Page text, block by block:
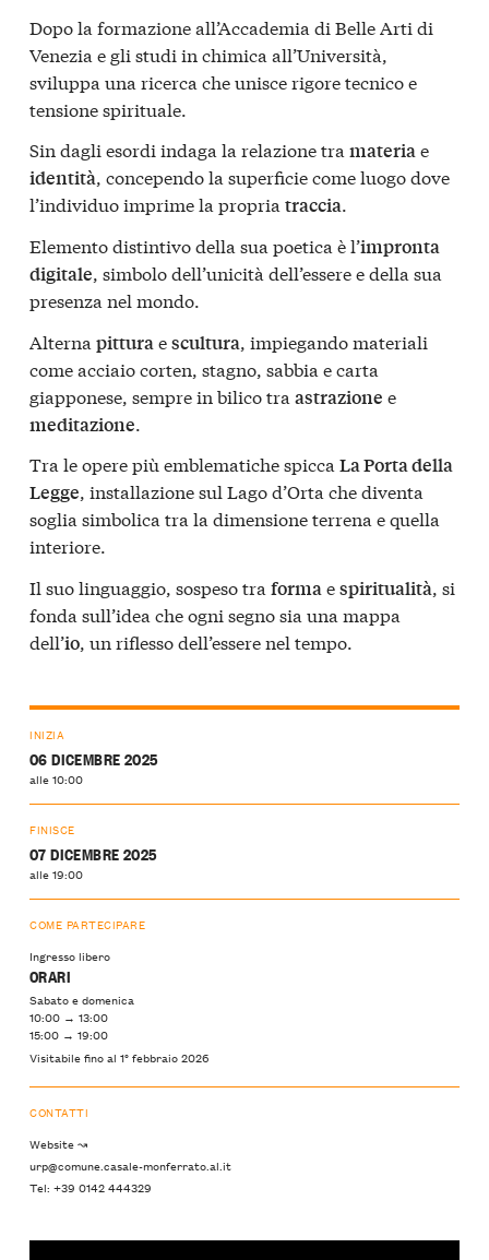
Dopo la formazione all’Accademia di Belle Arti di
Venezia e gli studi in chimica all’Università,
sviluppa una ricerca che unisce rigore tecnico e
tensione spirituale.
Sin dagli esordi indaga la relazione tra materiae
identità, concependo la superficie come luogo dove
l’individuo imprime la propria traccia.
Elemento distintivo della sua poetica è l’impronta
digitale, simbolo dell’unicità dell’essere e della sua
presenza nel mondo.
Alterna pittura escultura , impiegando materiali
come acciaio corten, stagno, sabbia e carta
giapponese, sempre in bilico tra astrazione e
meditazione
Tra le opere più emblematiche spicca La Porta della
Legge, installazione sul Lago d’Orta che diventa
soglia simbolica tra la dimensione terrena e quella
interiore.
Il suo linguaggio, sospeso tra formaespiritualità, si
fonda sull’idea che ogni segno sia una mappa
dell’io, un riflesso dell’essere nel tempo.
INIZIA
06 DICEMBRE 2025
alle 10:00
FINISCE
07 DICEMBRE 2025
alle 19:00
COME PARTECIPARE
Ingresso libero
ORARI
Sabato e domenica
10:00 → 13:00
15:00 → 19:00
Visitabile fino al 1° febbraio 2026
CONTATTI
Website ↝
urp@comune.casale-monferrato.al.it
Tel: +39 0142 444329